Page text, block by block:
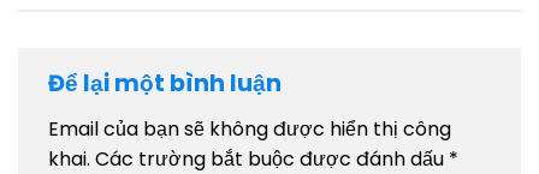
Để lại một bình luận
Email của bạn sẽ không được hiển thị công
khai. Các trường bắt buộc được đánh dấu *